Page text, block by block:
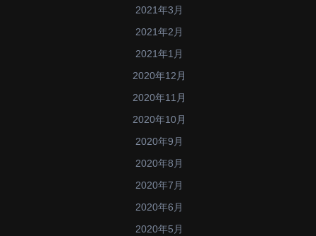
2021年3月
2021年2月
2021年1月
2020年12月
2020年11月
2020年10月
2020年9月
2020年8月
2020年7月
2020年6月
2020年5月